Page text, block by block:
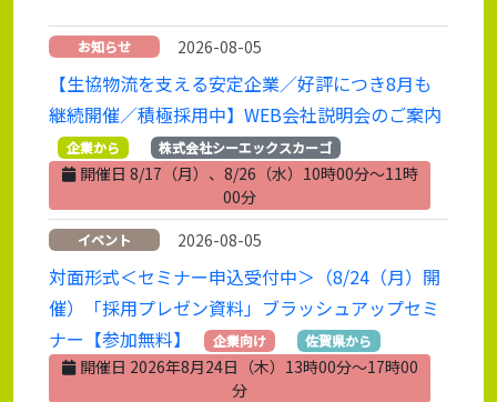
お知らせ 2026-08-05
【生協物流を支える安定企業／好評につき8月も
継続開催／積極採用中】WEB会社説明会のご案内
企業から 株式会社シーエックスカーゴ
開催日 8/17（月）、8/26（水）10時00分～11時
00分
イベント 2026-08-05
対面形式＜セミナー申込受付中＞（8/24（月）開
催）「採用プレゼン資料」ブラッシュアップセミ
ナー【参加無料】
企業向け 佐賀県から
開催日 2026年8月24日（木）13時00分～17時00
分